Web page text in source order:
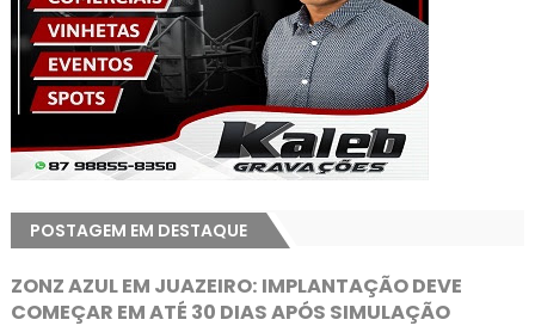
POSTAGEM EM DESTAQUE
ZONZ AZUL EM JUAZEIRO: IMPLANTAÇÃO DEVE
COMEÇAR EM ATÉ 30 DIAS APÓS SIMULAÇÃO